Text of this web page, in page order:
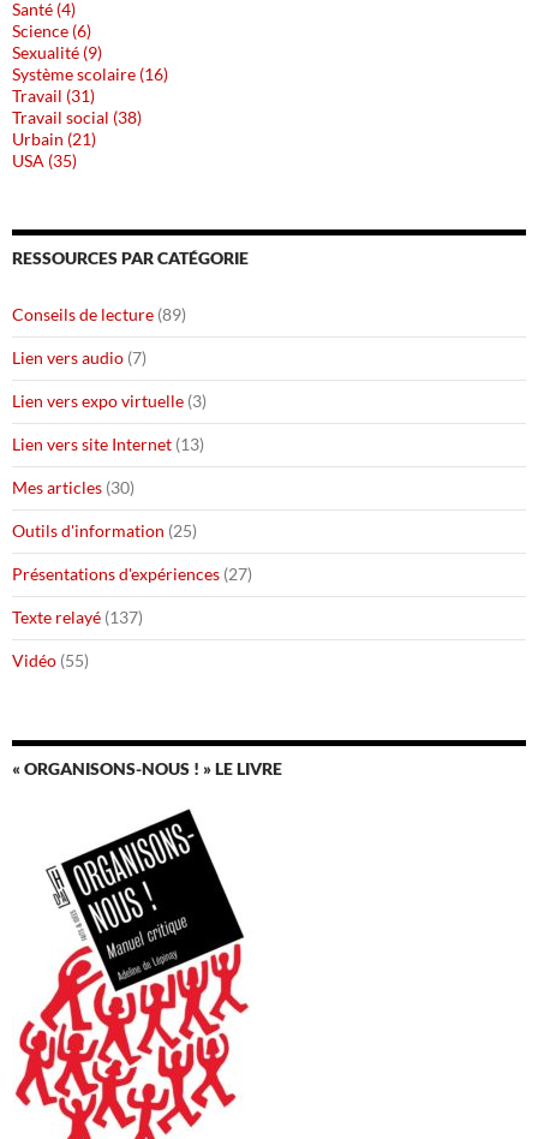
Santé (4)
Science (6)
Sexualité (9)
Système scolaire (16)
Travail (31)
Travail social (38)
Urbain (21)
USA (35)
RESSOURCES PAR CATÉGORIE
Conseils de lecture (89)
Lien vers audio (7)
Lien vers expo virtuelle (3)
Lien vers site Internet (13)
Mes articles (30)
Outils d'information (25)
Présentations d'expériences (27)
Texte relayé (137)
Vidéo (55)
« ORGANISONS-NOUS ! » LE LIVRE